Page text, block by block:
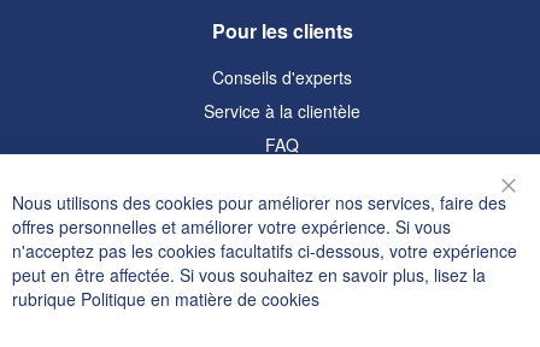
Pour les clients
Conseils d'experts
Service à la clientèle
FAQ
Informations
Politique de confidentialité et cookies
Termes de recherche
Nous utilisons des cookies pour améliorer nos services, faire des
offres personnelles et améliorer votre expérience. Si vous
n'acceptez pas les cookies facultatifs ci-dessous, votre expérience
peut en être affectée. Si vous souhaitez en savoir plus, lisez la
rubrique Politique en matière de cookies